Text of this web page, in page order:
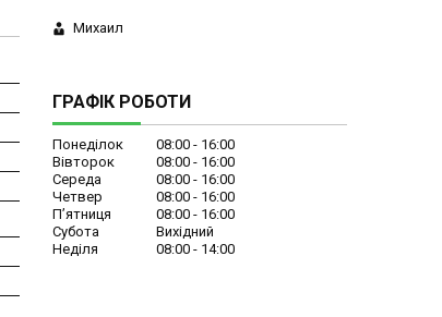
Михаил
ГРАФІК РОБОТИ
Понеділок 08:00
16:00
Вівторок
08:00
16:00
Середа
08:00
16:00
Четвер
08:00
16:00
Пʼятниця
08:00
16:00
Субота
Вихідний
Неділя
08:00 14:00